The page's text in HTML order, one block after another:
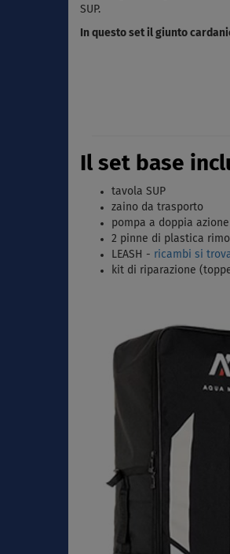
SUP.
In questo set il giunto
Il set base
tavola SUP
zaino da trasporto
pompa a doppia
2 pinne di plastica
LEASH - ricambi si
kit di riparazione